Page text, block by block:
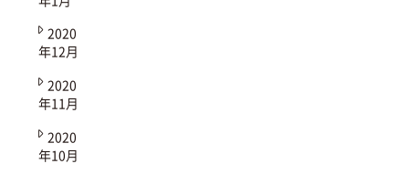
2020
年12月
2020
年11月
2020
年10月